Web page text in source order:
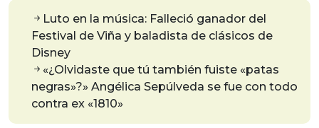
Luto en la música: Falleció ganador del
Festival de Viña y baladista de clásicos de
Disney
«¿Olvidaste que tú también fuiste «patas
negras»?» Angélica Sepúlveda se fue con todo
contra ex «1810»